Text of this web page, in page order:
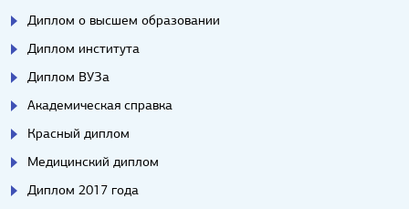
Диплом о высшем образовании
Диплом института
Диплом ВУЗа
Академическая справка
Красный диплом
Медицинский диплом
Диплом 2017 года